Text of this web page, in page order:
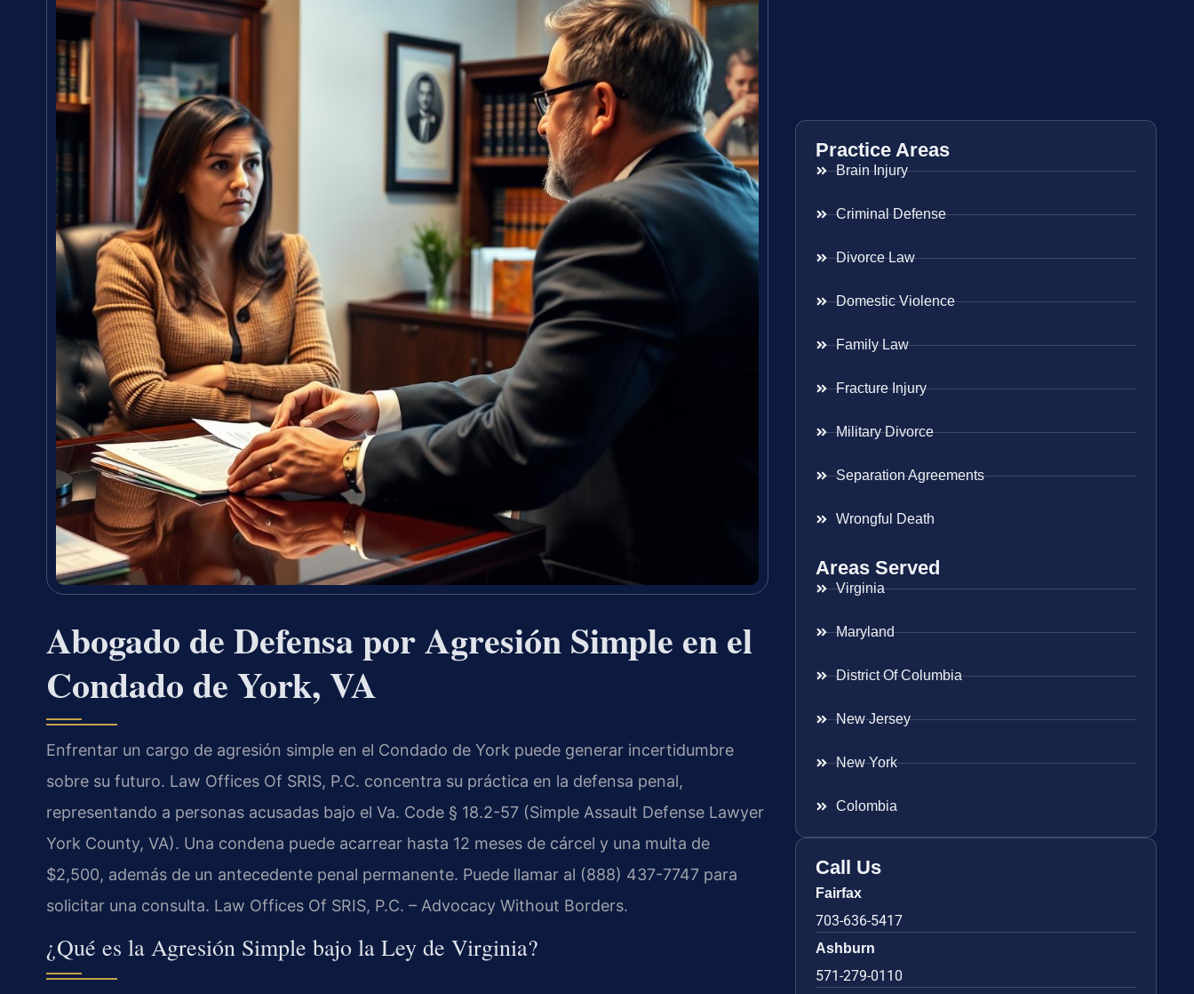
Abogado de Defensa por Agresión Simple en el
Condado de York, VA
Enfrentar un cargo de agresión simple en el Condado de York puede generar incertidumbre
sobre su futuro. Law Offices Of SRIS, P.C. concentra su práctica en la defensa penal,
representando a personas acusadas bajo el Va. Code § 18.2-57 (Simple Assault Defense Lawyer
York County, VA). Una condena puede acarrear hasta 12 meses de cárcel y una multa de
$2,500, además de un antecedente penal permanente. Puede llamar al (888) 437-7747 para
solicitar una consulta. Law Offices Of SRIS, P.C. – Advocacy Without Borders.
¿Qué es la Agresión Simple bajo la Ley de Virginia?
Practice Areas
Brain Injury
Criminal Defense
Divorce Law
Domestic Violence
Family Law
Fracture Injury
Military Divorce
Separation Agreements
Wrongful Death
Areas Served
Virginia
Maryland
District Of Columbia
New Jersey
New York
Colombia
Call Us
Fairfax
703-636-5417
Ashburn
571-279-0110